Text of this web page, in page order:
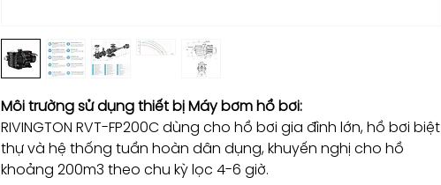
Môi trường sử dụng thiết bị Máy bơm hồ bơi:
RIVINGTON RVT-FP200C dùng cho hồ bơi gia đình lớn, hồ bơi biệt
thự và hệ thống tuần hoàn dân dụng, khuyến nghị cho hồ
khoảng 200m3 theo chu kỳ lọc 4-6 giờ.